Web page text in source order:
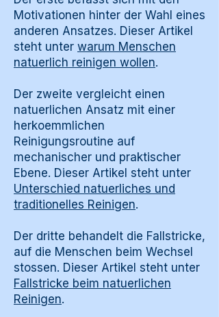
Motivationen hinter der Wahl eines
anderen Ansatzes. Dieser Artikel
steht unter warum Menschen
natuerlich reinigen wollen.
Der zweite vergleicht einen
natuerlichen Ansatz mit einer
herkoemmlichen
Reinigungsroutine auf
mechanischer und praktischer
Ebene. Dieser Artikel steht unter
Unterschied natuerliches und
traditionelles Reinigen.
Der dritte behandelt die Fallstricke,
auf die Menschen beim Wechsel
stossen. Dieser Artikel steht unter
Fallstricke beim natuerlichen
Reinigen.